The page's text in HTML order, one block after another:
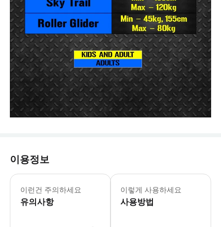
이용정보
이런건 주의하세요
유의사항
평일 월요일-금요일: 12:00-20:00 (입
* 문명이 사라진 미래 세계를 테마로
이렇게 사용하세요
사용방법